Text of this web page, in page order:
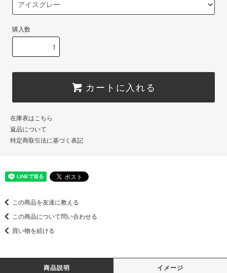
購入数
カートに入れる
在庫表はこちら
返品について
特定商取引法に基づく表記
この商品を友達に教える
この商品について問い合わせる
買い物を続ける
商品説明 イメージ